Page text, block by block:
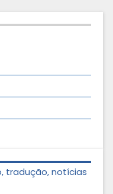
tradução, notícias